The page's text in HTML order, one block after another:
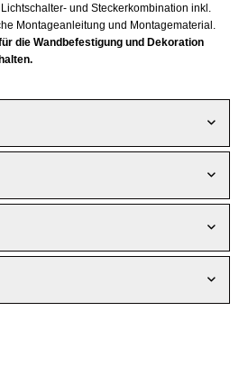
und Steckerkombination inkl.
Montageanleitung und Montagematerial.
die Wandbefestigung und Dekoration